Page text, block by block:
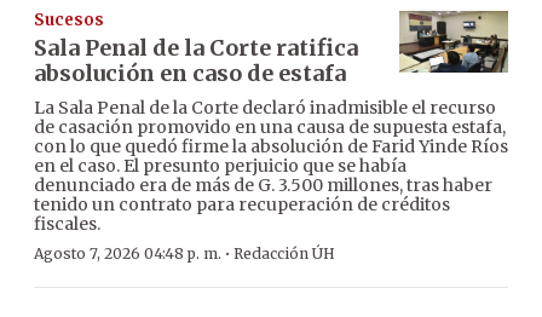
Sucesos
Sala Penal de la Corte ratifica
absolución en caso de estafa
La Sala Penal de la Corte declaró inadmisible el recurso
de casación promovido en una causa de supuesta estafa,
con lo que quedó firme la absolución de Farid Yinde Ríos
en el caso. El presunto perjuicio que se había
denunciado era de más de G. 3.500 millones, tras haber
tenido un contrato para recuperación de créditos
fiscales.
Agosto 7, 2026 04:48 p. m. · Redacción ÚH